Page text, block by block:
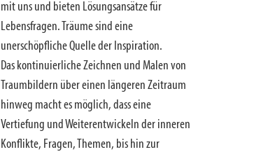
mit uns und bieten Lösungsansätze für
Lebensfragen. Träume sind eine
unerschöpfliche Quelle der Inspiration.
Das kontinuierliche Zeichnen und Malen von
Traumbildern über einen längeren Zeitraum
hinweg macht es möglich, dass eine
Vertiefung und Weiterentwickeln der inneren
Konflikte, Fragen, Themen, bis hin zur